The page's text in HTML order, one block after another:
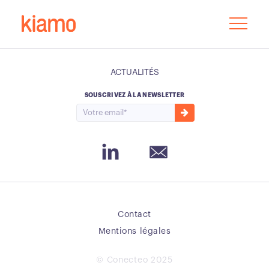
ACTUALITÉS
SOUSCRIVEZ À LA NEWSLETTER
Email
Contact
Mentions légales
© Conecteo 2025